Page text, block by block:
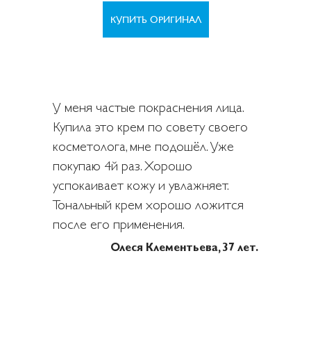
КУПИТЬ ОРИГИНАЛ
У меня частые покраснения лица.
Купила это крем по совету своего
косметолога, мне подошёл. Уже
покупаю 4й раз. Хорошо
успокаивает кожу и увлажняет.
Тональный крем хорошо ложится
после его применения.
Олеся Клементьева, 37 лет.